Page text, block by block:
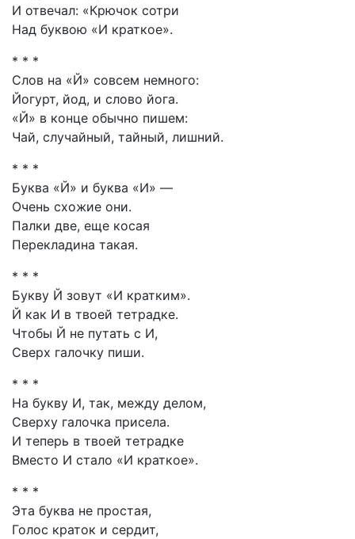
И отвечал: «Крючок сотри
Над буквою «И краткое».
* * *
Слов на «Й» совсем немного:
Йогурт, йод, и слово йога.
«Й» в конце обычно пишем:
Чай, случайный, тайный, лишний.
* * *
Буква «Й» и буква «И» —
Очень схожие они.
Палки две, еще косая
Перекладина такая.
* * *
Букву Й зовут «И кратким».
Й как И в твоей тетрадке.
Чтобы Й не путать с И,
Сверх галочку пиши.
* * *
На букву И, так, между делом,
Сверху галочка присела.
И теперь в твоей тетрадке
Вместо И стало «И краткое».
* * *
Эта буква не простая,
Голос краток и сердит,